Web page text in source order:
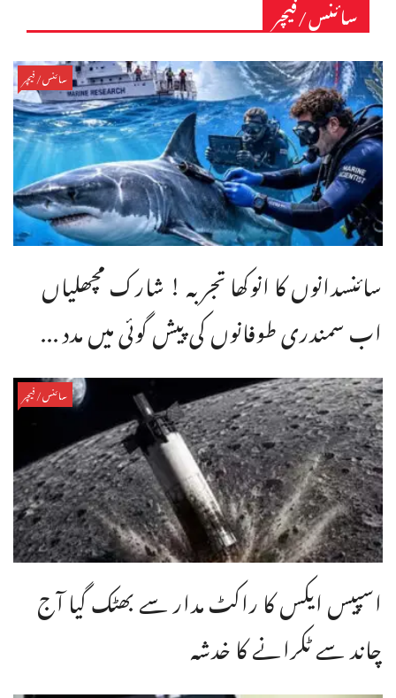
سائنس/فیچر
سائنس/فیچر
سائنسدانوں کا انوکھا تجربہ ! شارک مچھلیاں
اب سمندری طوفانوں کی پیش گوئی میں مدد ...
سائنس/فیچر
اسپیس ایکس کا راکٹ مدار سے بھٹک گیا آج
چاند سے ٹکرانے کا خدشہ